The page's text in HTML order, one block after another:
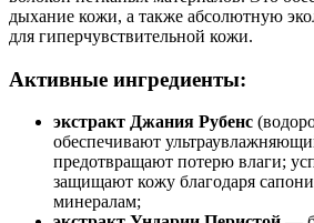
дыхание кожи, а также абсолютную
для гиперчувствительной кожи.
Активные ингредиенты:
экстракт Джания Рубенс
обеспечивают
предотвращают потерю влаги;
защищают кожу благодаря
минералам;